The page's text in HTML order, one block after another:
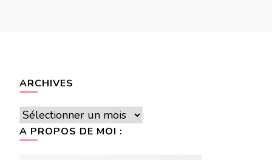
ARCHIVES
Archives
A PROPOS DE MOI :